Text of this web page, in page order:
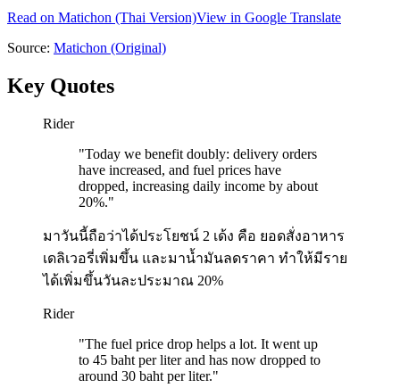
Read on Matichon (Thai Version)View in Google Translate
Source: Matichon (Original)
Key Quotes
Rider
"Today we benefit doubly: delivery orders
have increased, and fuel prices have
dropped, increasing daily income by about
20%."
มาวันนี้ถือว่าได้ประโยชน์ 2 เด้ง คือ ยอดสั่งอาหาร
เดลิเวอรี่เพิ่มขึ้น และมาน้ำมันลดราคา ทำให้มีราย
ได้เพิ่มขึ้นวันละประมาณ 20%
Rider
"The fuel price drop helps a lot. It went up
to 45 baht per liter and has now dropped to
around 30 baht per liter."